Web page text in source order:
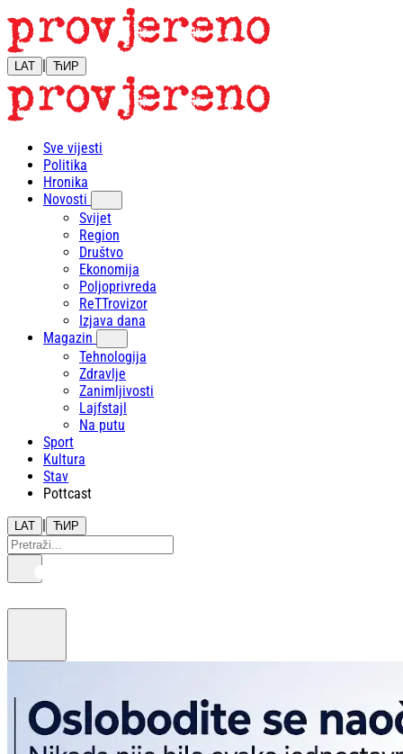
LAT | ЋИР
Sve vijesti
Politika
Hronika
Novosti
Svijet
Region
Društvo
Ekonomija
Poljoprivreda
ReTTrovizor
Izjava dana
Magazin
Tehnologija
Zdravlje
Zanimljivosti
Lajfstajl
Na putu
Sport
Kultura
Stav
Pottcast
LAT | ЋИР